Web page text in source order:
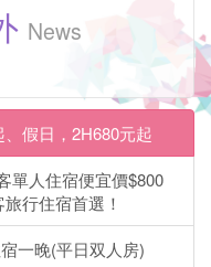
News
、假日，2H680元起
單人住宿便宜價$800
行住宿首選！
一晚(平日双人房)